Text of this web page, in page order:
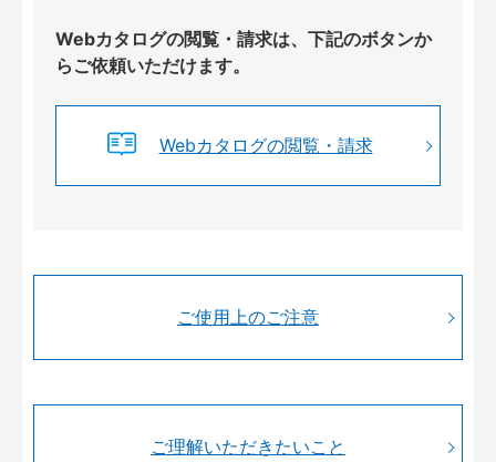
Webカタログの閲覧・請求は、下記のボタンか
らご依頼いただけます。
Webカタログの閲覧・請求
ご使用上のご注意
ご理解いただきたいこと